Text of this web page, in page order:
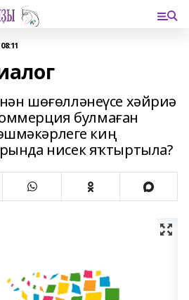
шөғөлләнеүсе хәйриә
булмаған
киң
нисек яҡтыртыла?